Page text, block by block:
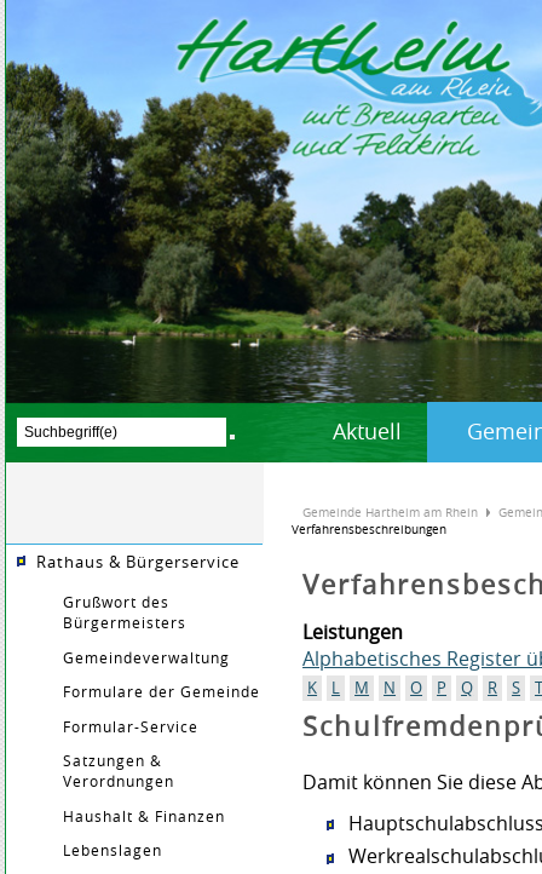
Aktuell
Rathaus & Bürgerservice
Grußwort des
Bürgermeisters
Gemeindeverwaltung
Formulare der Gemeinde
Formular-Service
Satzungen &
Verordnungen
Haushalt & Finanzen
Lebenslagen
Gemeinde Hartheim am Rhein
Verfahrensbeschreibungen
Leistungen
Alphabetisches Register
K L M N O P Q R S
Damit können Sie diese